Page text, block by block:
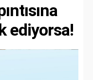
ediyorsa!